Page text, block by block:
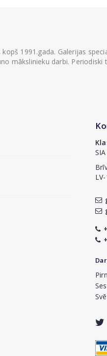
1991.gada. Galerijas
mākslinieku darbi.